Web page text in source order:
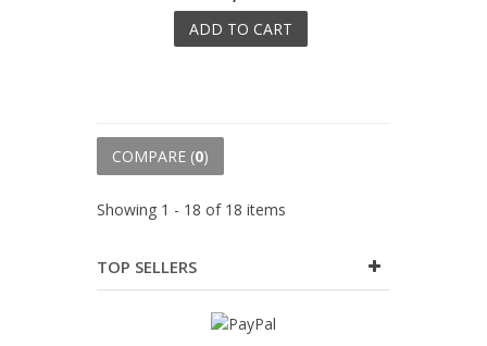
ADD TO CART
COMPARE (0)
Showing 1 - 18 of 18 items
TOP SELLERS